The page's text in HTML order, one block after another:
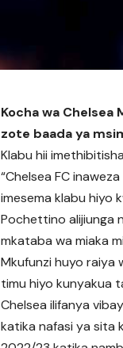
Kocha wa
zote baada ya
Klabu hii
“Chelsea FC
imesema klabu hiyo
Pochettino alijiunga
mkataba wa miaka
Mkufunzi huyo raiya
timu hiyo kunyakua
Chelsea ilifanya
katika nafasi ya sita